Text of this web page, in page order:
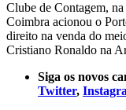
Clube de Contagem,
Coimbra acionou o
direito na venda do
Cristiano Ronaldo na
Siga os novos
Twitter,